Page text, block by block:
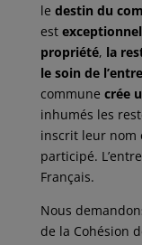
le destin du
est exceptionnel
propriété, la
le soin de
commune crée
inhumés les
inscrit leur nom
participé.
Français.
Nous
de la Cohésion